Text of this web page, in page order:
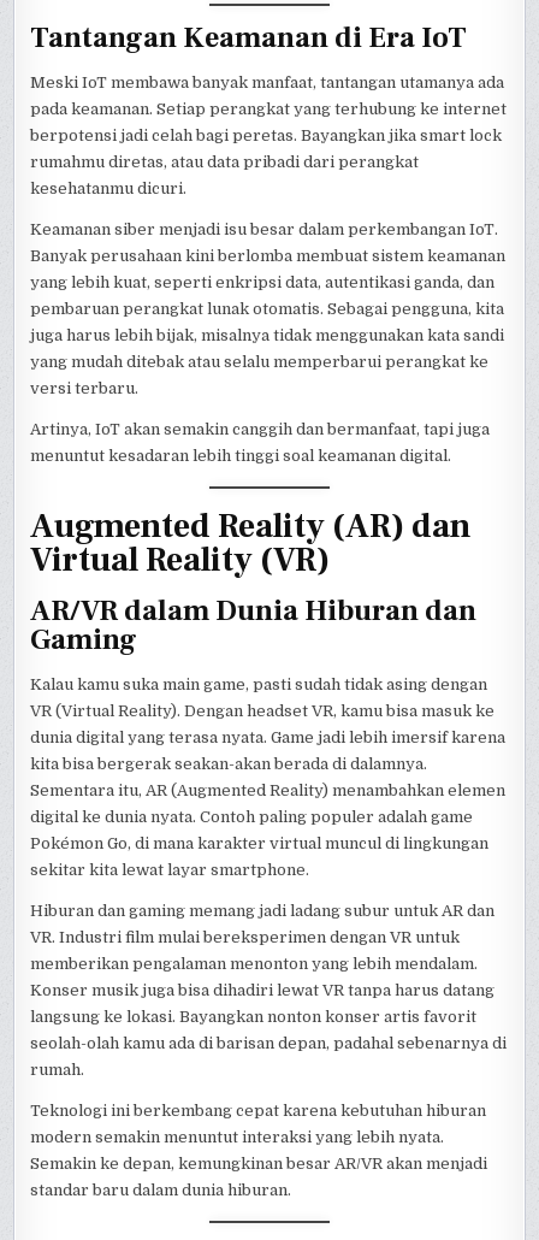
Tantangan Keamanan di Era IoT
Meski IoT membawa banyak manfaat, tantangan utamanya ada
pada keamanan. Setiap perangkat yang terhubung ke internet
berpotensi jadi celah bagi peretas. Bayangkan jika smart lock
rumahmu diretas, atau data pribadi dari perangkat
kesehatanmu dicuri.
Keamanan siber menjadi isu besar dalam perkembangan IoT.
Banyak perusahaan kini berlomba membuat sistem keamanan
yang lebih kuat, seperti enkripsi data, autentikasi ganda, dan
pembaruan perangkat lunak otomatis. Sebagai pengguna, kita
juga harus lebih bijak, misalnya tidak menggunakan kata sandi
yang mudah ditebak atau selalu memperbarui perangkat ke
versi terbaru.
Artinya, IoT akan semakin canggih dan bermanfaat, tapi juga
menuntut kesadaran lebih tinggi soal keamanan digital.
Augmented Reality (AR) dan
Virtual Reality (VR)
AR/VR dalam Dunia Hiburan dan
Gaming
Kalau kamu suka main game, pasti sudah tidak asing dengan
VR (Virtual Reality). Dengan headset VR, kamu bisa masuk ke
dunia digital yang terasa nyata. Game jadi lebih imersif karena
kita bisa bergerak seakan-akan berada di dalamnya.
Sementara itu, AR (Augmented Reality) menambahkan elemen
digital ke dunia nyata. Contoh paling populer adalah game
Pokémon Go, di mana karakter virtual muncul di lingkungan
sekitar kita lewat layar smartphone.
Hiburan dan gaming memang jadi ladang subur untuk AR dan
VR. Industri film mulai bereksperimen dengan VR untuk
memberikan pengalaman menonton yang lebih mendalam.
Konser musik juga bisa dihadiri lewat VR tanpa harus datang
langsung ke lokasi. Bayangkan nonton konser artis favorit
seolah-olah kamu ada di barisan depan, padahal sebenarnya di
rumah.
Teknologi ini berkembang cepat karena kebutuhan hiburan
modern semakin menuntut interaksi yang lebih nyata.
Semakin ke depan, kemungkinan besar AR/VR akan menjadi
standar baru dalam dunia hiburan.